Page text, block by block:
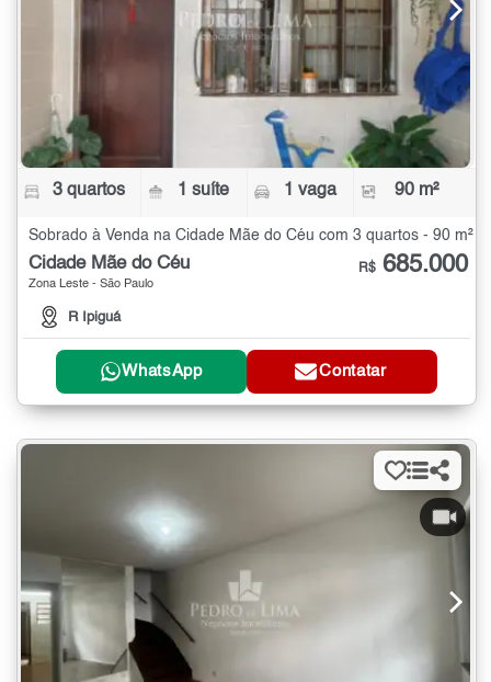
3 quartos 1 suíte 1 vaga 90 m²
Sobrado à Venda na Cidade Mãe do Céu com 3 quartos - 90 m²
Cidade Mãe do Céu
Zona Leste - São Paulo
R Ipiguá
R$ 685.000
WhatsApp Contatar